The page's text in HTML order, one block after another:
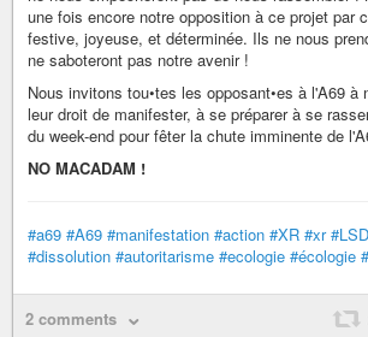
une fois encore notre opposition à ce projet par
festive, joyeuse, et déterminée. Ils ne nous
ne saboteront pas notre avenir !
Nous invitons tou•tes les opposant•es à l'A69 à
leur droit de manifester, à se préparer à se
du week-end pour fêter la chute imminente de
NO MACADAM !
#a69 #A69 #manifestation #action #XR #xr
#dissolution #autoritarisme #ecologie #écologie
2 comments